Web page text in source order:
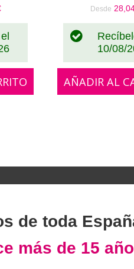
Desde
10/08/
AÑADIR AL
de toda
más de 15